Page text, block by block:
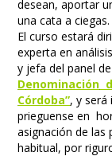
desean, aportar
una cata a ciegas.
El curso estará
experta en
y jefa del panel
Denominación
Córdoba”, y
prieguense en
asignación de las
habitual, por